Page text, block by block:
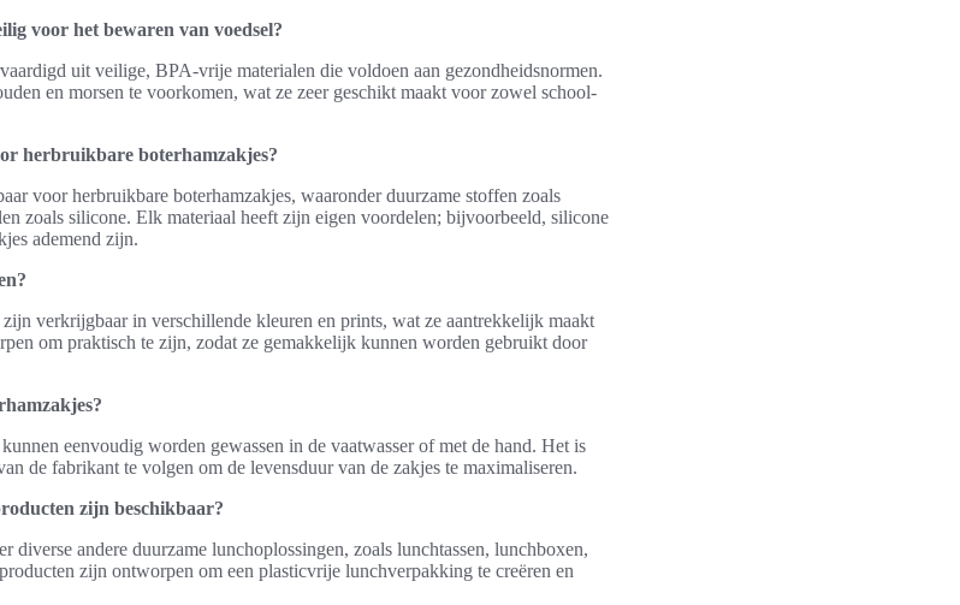
voor het bewaren van voedsel?
uit veilige, BPA-vrije materialen die voldoen aan gezondheidsnormen.
en morsen te voorkomen, wat ze zeer geschikt maakt voor zowel school-
herbruikbare boterhamzakjes?
voor herbruikbare boterhamzakjes, waaronder duurzame stoffen zoals
zoals silicone. Elk materiaal heeft zijn eigen voordelen; bijvoorbeeld, silicone
ademend zijn.
verkrijgbaar in verschillende kleuren en prints, wat ze aantrekkelijk maakt
om praktisch te zijn, zodat ze gemakkelijk kunnen worden gebruikt door
eenvoudig worden gewassen in de vaatwasser of met de hand. Het is
de fabrikant te volgen om de levensduur van de zakjes te maximaliseren.
zijn beschikbaar?
diverse andere duurzame lunchoplossingen, zoals lunchtassen, lunchboxen,
zijn ontworpen om een plasticvrije lunchverpakking te creëren en